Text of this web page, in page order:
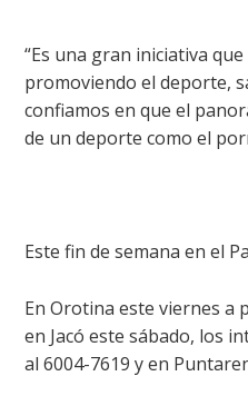
“Es una gran iniciativa
promoviendo el deporte,
confiamos en que el
de un deporte como el
Este fin de semana en el
En Orotina este viernes a
en Jacó este sábado, los
al 6004-7619 y en